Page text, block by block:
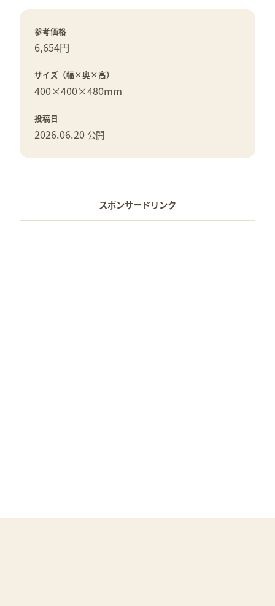
参考価格
6,654円
サイズ（幅×奥×高）
400×400×480mm
投稿日
2026.06.20 公開
スポンサードリンク